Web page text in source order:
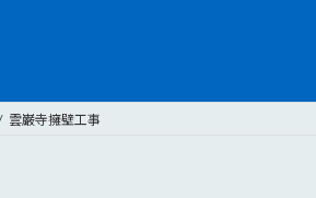
雲巌寺擁壁工事